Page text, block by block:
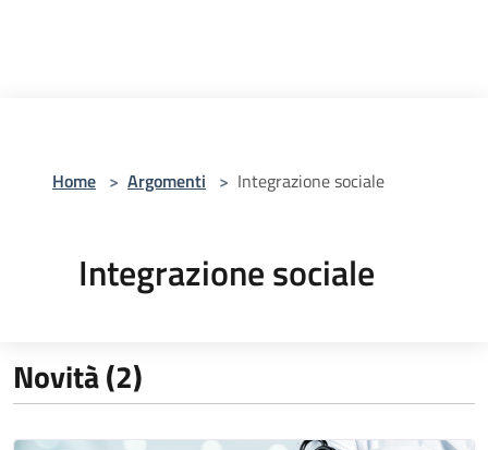
Home > Argomenti > Integrazione sociale
Integrazione sociale
Novità (2)